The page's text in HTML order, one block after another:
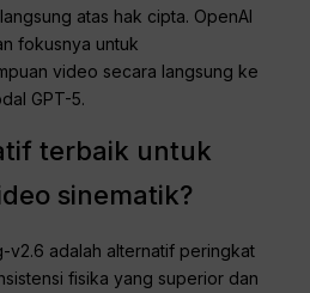
atas hak cipta. OpenAI
fokusnya untuk
video secara langsung ke
GPT-5.
terbaik untuk
sinematik?
v2.6 adalah alternatif peringkat
fisika yang superior dan